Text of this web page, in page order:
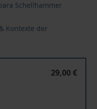
Schellhammer
Kontexte der
29,00 €